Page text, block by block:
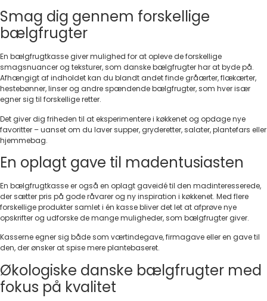
Smag dig gennem forskellige
bælgfrugter
En bælgfrugtkasse giver mulighed for at opleve de forskellige
smagsnuancer og teksturer, som danske bælgfrugter har at byde på.
Afhængigt af indholdet kan du blandt andet finde gråærter, flækærter,
hestebønner, linser og andre spændende bælgfrugter, som hver især
egner sig til forskellige retter.
Det giver dig friheden til at eksperimentere i køkkenet og opdage nye
favoritter – uanset om du laver supper, gryderetter, salater, plantefars eller
hjemmebag.
En oplagt gave til madentusiasten
En bælgfrugtkasse er også en oplagt gaveidé til den madinteresserede,
der sætter pris på gode råvarer og ny inspiration i køkkenet. Med flere
forskellige produkter samlet i én kasse bliver det let at afprøve nye
opskrifter og udforske de mange muligheder, som bælgfrugter giver.
Kasserne egner sig både som værtindegave, firmagave eller en gave til
den, der ønsker at spise mere plantebaseret.
Økologiske danske bælgfrugter med
fokus på kvalitet